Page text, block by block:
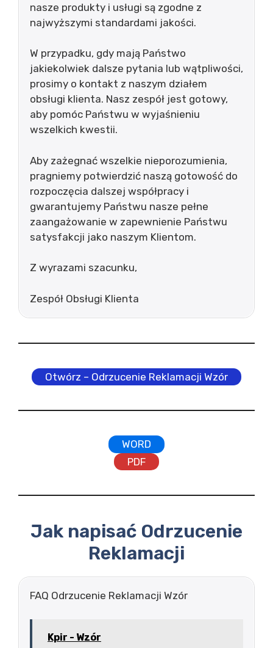
nasze produkty i usługi są zgodne z
najwyższymi standardami jakości.
W przypadku, gdy mają Państwo
jakiekolwiek dalsze pytania lub wątpliwości,
prosimy o kontakt z naszym działem
obsługi klienta. Nasz zespół jest gotowy,
aby pomóc Państwu w wyjaśnieniu
wszelkich kwestii.
Aby zażegnać wszelkie nieporozumienia,
pragniemy potwierdzić naszą gotowość do
rozpoczęcia dalszej współpracy i
gwarantujemy Państwu nasze pełne
zaangażowanie w zapewnienie Państwu
satysfakcji jako naszym Klientom.
Z wyrazami szacunku,
Zespół Obsługi Klienta
Otwórz – Odrzucenie Reklamacji Wzór
WORD
PDF
Jak napisać Odrzucenie
Reklamacji
FAQ Odrzucenie Reklamacji Wzór
Kpir - Wzór